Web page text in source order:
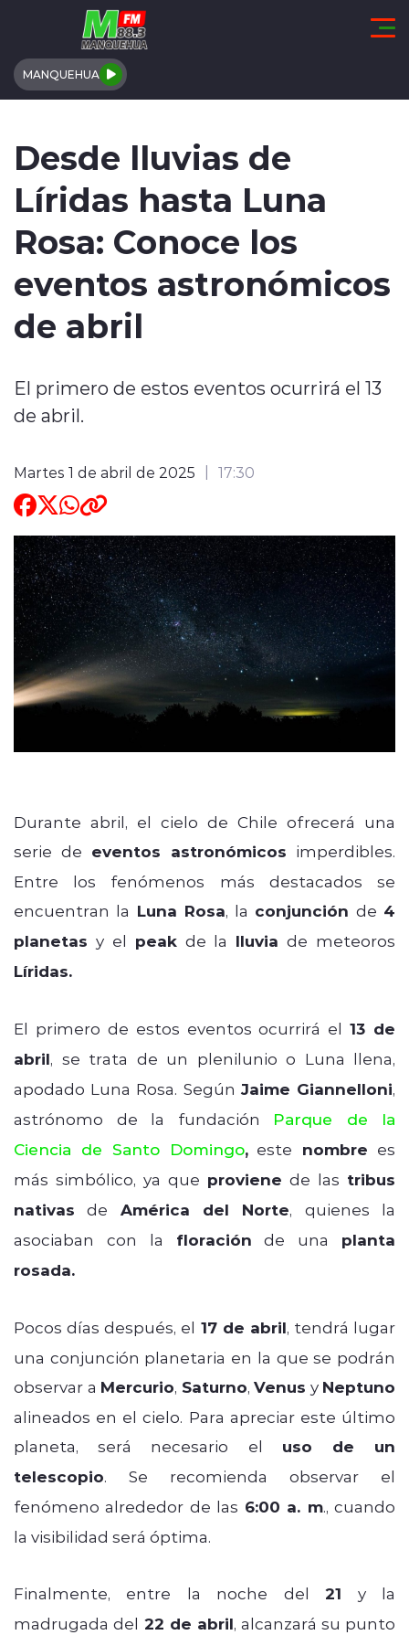
Click acá para ir directamente al contenido
MANQUEHUA
TENDENCIAS
INTERNACIONAL
modo claro
Desde lluvias de
Líridas hasta Luna
Rosa: Conoce los
eventos astronómicos
de abril
El primero de estos eventos ocurrirá el 13
de abril.
Martes 1 de abril de 2025 17:30
Durante abril, el cielo de Chile ofrecerá una
serie de eventos astronómicos imperdibles.
Entre los fenómenos más destacados se
encuentran la Luna Rosa, la conjunción de 4
planetas y el peakde la lluvia de meteoros
Líridas.
El primero de estos eventos ocurrirá el13 de
abril, se trata de un plenilunio o Luna llena,
apodado Luna Rosa. Según Jaime Giannelloni,
astrónomo de la fundación Parque de la
Ciencia de Santo Domingo,este nombre es
más simbólico, ya que proviene de las tribus
nativas de América del Norte, quienes la
asociaban con la floración de una planta
rosada.
Pocos días después, el 17 de abril, tendrá lugar
una conjunción planetaria en la que se podrán
observar a Mercurio, Saturno, Venus y Neptuno
alineados en el cielo. Para apreciar este último
planeta, será necesario el uso de un
telescopio. Se recomienda observar el
fenómeno alrededor de las 6:00 a. m., cuando
la visibilidad será óptima.
Finalmente, entre la noche del21 y la
madrugada del 22 de abril, alcanzará su punto